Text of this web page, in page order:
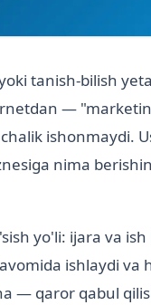
tanish-bilish
—
ishonmaydi.
nima
yo'li: ijara va
ishlaydi va
— qaror qabul